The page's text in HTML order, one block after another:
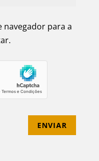
navegador para a
ENVIAR